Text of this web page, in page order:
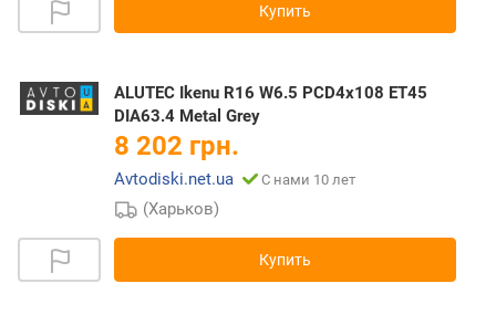
Купить
ALUTEC Ikenu R16 W6.5 PCD4x108 ET45
DIA63.4 Metal Grey
8 202 грн.
Avtodiski.net.ua С нами 10 лет
(Харьков)
Купить